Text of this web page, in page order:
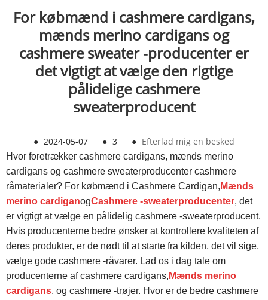
For købmænd i cashmere cardigans,
mænds merino cardigans og
cashmere sweater -producenter er
det vigtigt at vælge den rigtige
pålidelige cashmere
sweaterproducent
● 2024-05-07 ● 3 ● Efterlad mig en besked
Hvor foretrækker cashmere cardigans, mænds merino
cardigans og cashmere sweaterproducenter cashmere
råmaterialer? For købmænd i Cashmere Cardigan, Mænds
merino cardiganogCashmere -sweaterproducenter, det
er vigtigt at vælge en pålidelig cashmere -sweaterproducent.
Hvis producenterne bedre ønsker at kontrollere kvaliteten af ​​
deres produkter, er de nødt til at starte fra kilden, det vil sige,
vælge gode cashmere -råvarer. Lad os i dag tale om
producenterne af cashmere cardigans, Mænds merino
cardigans, og cashmere -trøjer. Hvor er de bedre cashmere